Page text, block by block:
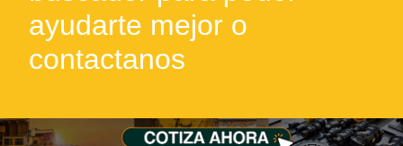
ayudarte mejor o
contactanos